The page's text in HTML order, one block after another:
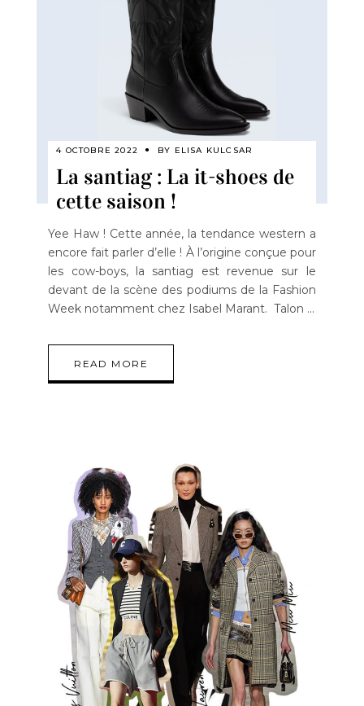
4 OCTOBRE 2022 BY ELISA KULCSAR
La santiag : La it-shoes de
cette saison !
Yee Haw ! Cette année, la tendance western a
encore fait parler d’elle ! À l’origine conçue pour
les cow-boys, la santiag est revenue sur le
devant de la scène des podiums de la Fashion
Week notamment chez Isabel Marant. Talon
READ MORE